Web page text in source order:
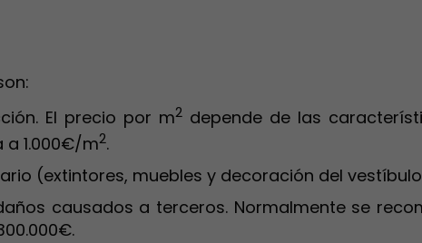
El precio por m2 depende de las
1.000€/m2.
(extintores, muebles y decoración del
causados a terceros. Normalmente se